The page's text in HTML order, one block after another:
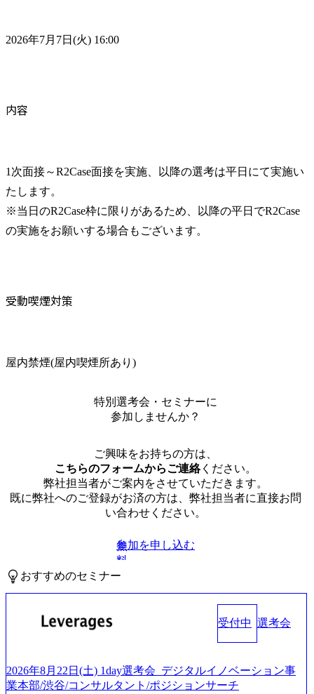
2026年7月7日(火) 16:00
内容
1次面接～R2Case面接を実施、以降の選考は平日にて実施い
たします。
※当日のR2Case枠に限りがあるため、以降の平日でR2Case
の実施をお願いする場合もございます。
受動喫煙対策
屋内禁煙(屋内喫煙所あり)
特別選考会・セミナーに
参加しませんか？
ご興味をお持ちの方は、
こちらのフォームからご連絡ください。
弊社担当者がご案内をさせていただきます。
既に弊社へのご登録がお済の方は、弊社担当者に直接お問
い合わせください。
無
料
参加を申し込む
おすすめのセミナー
受付中 選考会
2026年8月22日(土) 1day選考会_デジタルイノベーション事
業本部/渋谷/コンサルタント/ポジションサーチ